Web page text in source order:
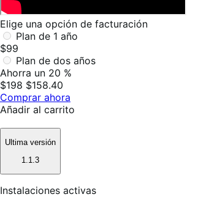
Elige una opción de facturación
Plan de 1 año
$99
Plan de dos años
Ahorra un 20 %
$198 $158.40
Comprar ahora
Añadir al carrito
Ultima versión
1.1.3
Instalaciones activas